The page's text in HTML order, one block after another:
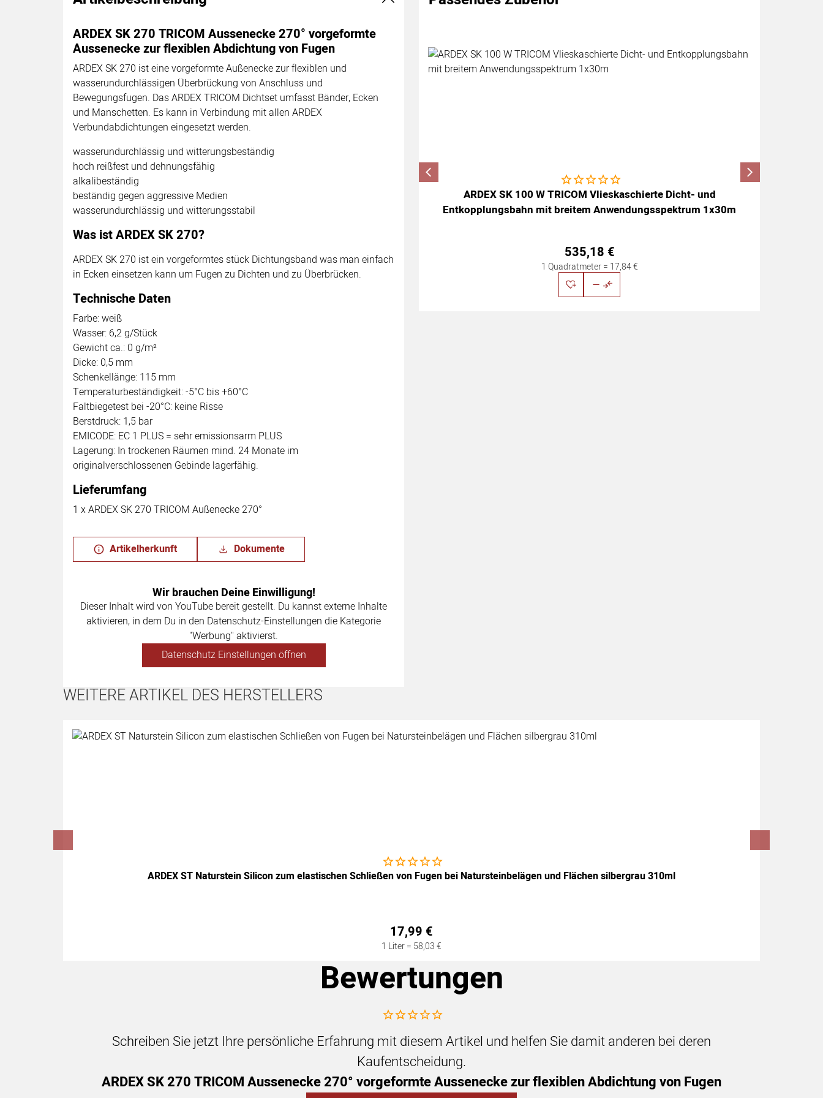
ARDEX SK 270 TRICOM Aussenecke 270° vorgeformte
Aussenecke zur flexiblen Abdichtung von Fugen
ARDEX SK 270 ist eine vorgeformte Außenecke zur flexiblen und
wasserundurchlässigen Überbrückung von Anschluss und
Bewegungsfugen. Das ARDEX TRICOM Dichtset umfasst Bänder, Ecken
und Manschetten. Es kann in Verbindung mit allen ARDEX
Verbundabdichtungen eingesetzt werden.
wasserundurchlässig und witterungsbeständig
hoch reißfest und dehnungsfähig
alkalibeständig
beständig gegen aggressive Medien
wasserundurchlässig und witterungsstabil
Was ist ARDEX SK 270?
ARDEX SK 270 ist ein vorgeformtes stück Dichtungsband was man einfach
in Ecken einsetzen kann um Fugen zu Dichten und zu Überbrücken.
Technische Daten
Farbe: weiß
Wasser: 6,2 g/Stück
Gewicht ca.: 0 g/m²
Dicke: 0,5 mm
Schenkellänge: 115 mm
Temperaturbeständigkeit: -5°C bis +60°C
Faltbiegetest bei -20°C: keine Risse
Berstdruck: 1,5 bar
EMICODE: EC 1 PLUS = sehr emissionsarm PLUS
Lagerung: In trockenen Räumen mind. 24 Monate im
originalverschlossenen Gebinde lagerfähig.
Lieferumfang
1 x ARDEX SK 270 TRICOM Außenecke 270°
Artikelherkunft Dokumente
Wir brauchen Deine Einwilligung!
Dieser Inhalt wird von YouTube bereit gestellt. Du kannst externe Inhalte
aktivieren, in dem Du in den Datenschutz-Einstellungen die Kategorie
"Werbung" aktivierst.
Datenschutz Einstellungen öffnen
Zubehör überspringen
Noch keine Bewertungen abgegeben
ARDEX SK 100 W TRICOM Vlieskaschierte Dicht- und
Entkopplungsbahn mit breitem Anwendungsspektrum 1x30m
535,18 €
1 Quadratmeter = 17,84€
WEITERE ARTIKEL DES HERSTELLERS
Noch keine Bewertungen abgegeben
ARDEX ST Naturstein Silicon zum elastischen Schließen von Fugen bei Natursteinbelägen und Flächen silbergrau 310ml
17,99 €
1 Liter = 58,03€
Bewertungen
Noch keine Bewertungen abgegeben
Schreiben Sie jetzt Ihre persönliche Erfahrung mit diesem Artikel und helfen Sie damit anderen bei deren
Kaufentscheidung.
ARDEX SK 270 TRICOM Aussenecke 270° vorgeformte Aussenecke zur flexiblen Abdichtung von Fugen